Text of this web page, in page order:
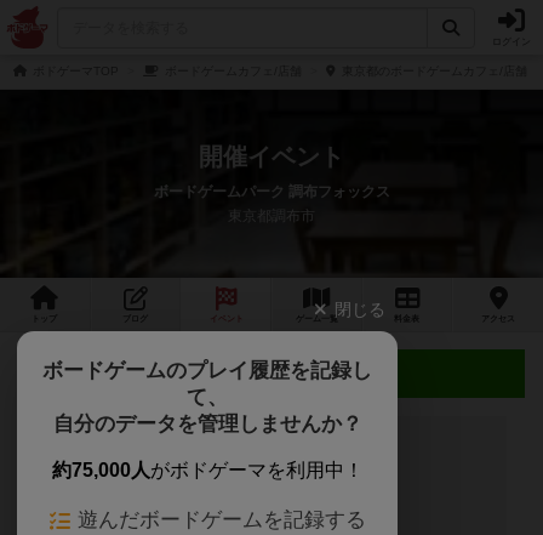
開催イベント
ボードゲームパーク 調布フォックス
東京都調布市
イベント ゲーム 一覧 料金 アクセス
近日開催予定のイベント
閉じる
ボードゲームのプレイ履歴を記録し
て、
自分のデータを管理しませんか？
約75,000人がボドゲーマを利用中！
遊んだボードゲームを記録する